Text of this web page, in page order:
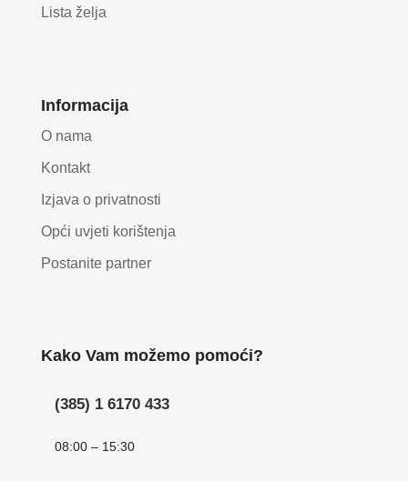
Lista želja
Informacija
O nama
Kontakt
Izjava o privatnosti
Opći uvjeti korištenja
Postanite partner
Kako Vam možemo pomoći?
(385) 1 6170 433
08:00 – 15:30